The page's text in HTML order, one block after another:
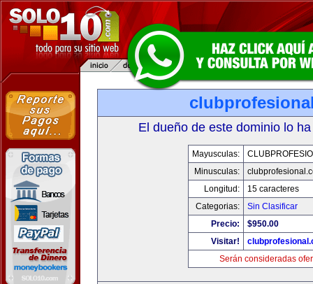
El dueño de este dominio lo
Mayusculas:
Minusculas:
Longitud:
15 caracteres
Categorias:
Sin Clasificar
Precio:
$950.00
Visitar!
Serán consideradas